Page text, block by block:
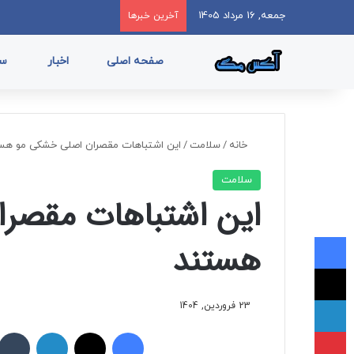
جمعه, 16 مرداد 1405 آخرین خبرها
صفحه اصلی اخبار
خانه /سلامت / این اشتباهات مقصران اصلی خشکی مو
سلامت
این اشتباهات
هستند
23 فروردین, 1404
ایکس